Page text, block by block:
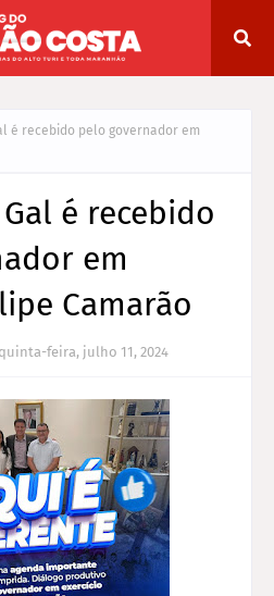
é recebido pelo governador em
é recebido
em
Camarão
quinta-feira, julho 11, 2024